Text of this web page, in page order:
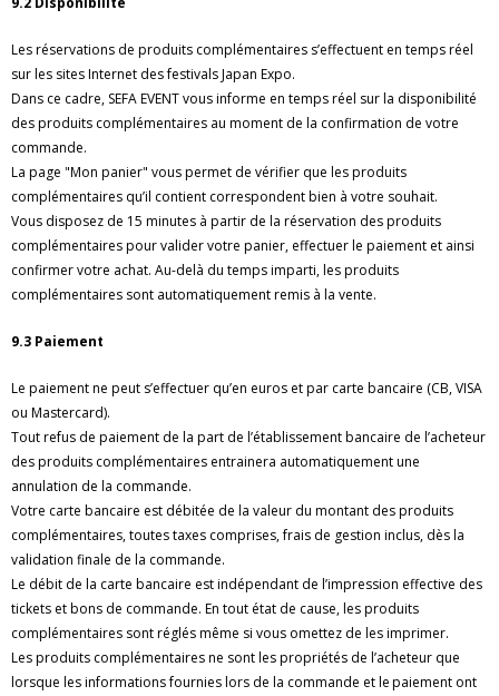
Les réservations de produits complémentaires s’effectuent en temps réel
sur les sites Internet des festivals Japan Expo.
Dans ce cadre, SEFA EVENT vous informe en temps réel sur la disponibilité
des produits complémentaires au moment de la confirmation de votre
commande.
La page "Mon panier" vous permet de vérifier que les produits
complémentaires qu’il contient correspondent bien à votre souhait.
Vous disposez de 15 minutes à partir de la réservation des produits
complémentaires pour valider votre panier, effectuer le paiement et ainsi
confirmer votre achat. Au-delà du temps imparti, les produits
complémentaires sont automatiquement remis à la vente.
9.3 Paiement
Le paiement ne peut s’effectuer qu’en euros et par carte bancaire (CB, VISA
ou Mastercard).
Tout refus de paiement de la part de l’établissement bancaire de l’acheteur
des produits complémentaires entrainera automatiquement une
annulation de la commande.
Votre carte bancaire est débitée de la valeur du montant des produits
complémentaires, toutes taxes comprises, frais de gestion inclus, dès la
validation finale de la commande.
Le débit de la carte bancaire est indépendant de l’impression effective des
tickets et bons de commande. En tout état de cause, les produits
complémentaires sont réglés même si vous omettez de les imprimer.
Les produits complémentaires ne sont les propriétés de l’acheteur que
lorsque les informations fournies lors de la commande et le paiement ont